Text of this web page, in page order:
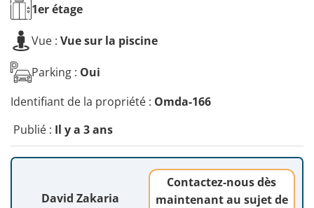
1erétage
Vue : Vue sur la piscine
Parking : Oui
Identifiant de la propriété : Omda-166
Publié : Il y a 3 ans
David Zakaria
Contactez-nous dès
maintenant au sujet de